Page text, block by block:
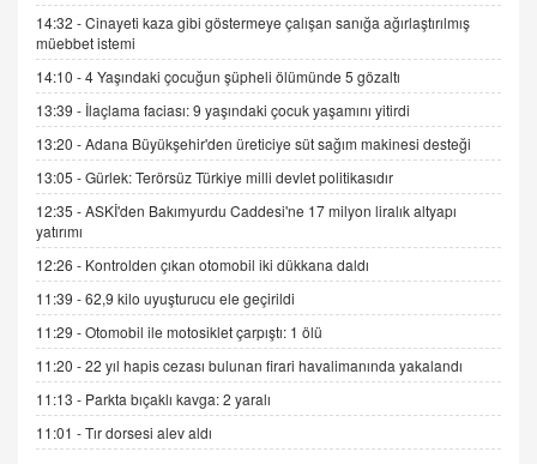
İNCİ GÜL AKÖL
Trump Keşke Adana'yı da Ziyaret Etse...
06.07.2026 13:00
ADEM AKÖL
Esed Destekçilerinin Yüzüne Vurulan Şamar:
Sednaya
DR. EKREM ASLAN
Gerçek Ne, Algı Ne? "Beraber Yürüyoruz"
Cümlesinin Peşinden
19.07.2025 12:45
GÖNÜL MENEKŞE
Şifacının Yolu
04.11.2025 12:56
14:32 -Cinayeti kaza gibi göstermeye çalışan sanığa ağırlaştırılmış
müebbet istemi
14:10 -4 Yaşındaki çocuğun şüpheli ölümünde 5 gözaltı
13:39 - İlaçlama faciası: 9 yaşındaki çocuk yaşamını yitirdi
13:20 -Adana Büyükşehir'den üreticiye süt sağım makinesi desteği
13:05 -Gürlek: Terörsüz Türkiye milli devlet politikasıdır
12:35 -ASKİ'den Bakımyurdu Caddesi'ne 17 milyon liralık altyapı
yatırımı
12:26 - Kontrolden çıkan otomobil iki dükkana daldı
11:39 -62,9 kilo uyuşturucu ele geçirildi
11:29 -Otomobil ile motosiklet çarpıştı: 1 ölü
11:20 -22 yıl hapis cezası bulunan firari havalimanında yakalandı
11:13 - Parkta bıçaklı kavga: 2 yaralı
11:01 -Tır dorsesi alev aldı